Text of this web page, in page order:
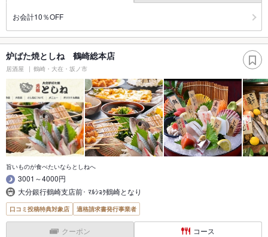
お会計10％OFF
炉ばた焼としね 鶴崎総本店
居酒屋 鶴崎・大在・坂ノ市
旨いものが食べたいならとしねへ
3001～4000円
大分銀行鶴崎支店前･ ﾏﾙｼｮｸ鶴崎となり
口コミ投稿特典対象店 適格請求書発行事業者
クーポン コース